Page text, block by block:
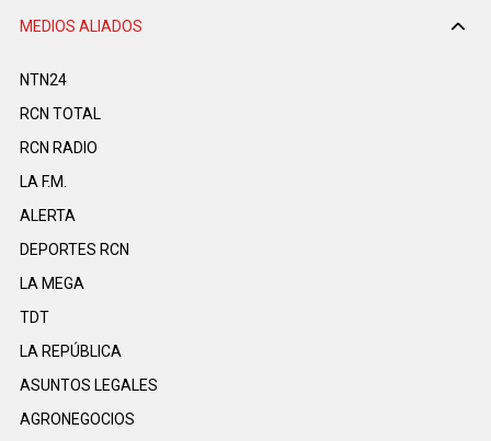
MEDIOS ALIADOS
NTN24
RCN TOTAL
RCN RADIO
LA F.M.
ALERTA
DEPORTES RCN
LA MEGA
TDT
LA REPÚBLICA
ASUNTOS LEGALES
AGRONEGOCIOS